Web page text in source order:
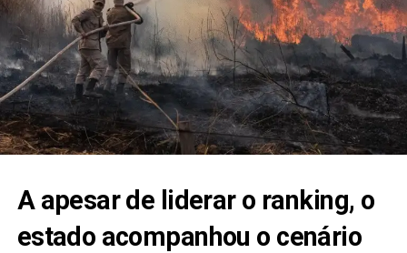
A apesar de liderar o ranking, o
estado acompanhou o cenário